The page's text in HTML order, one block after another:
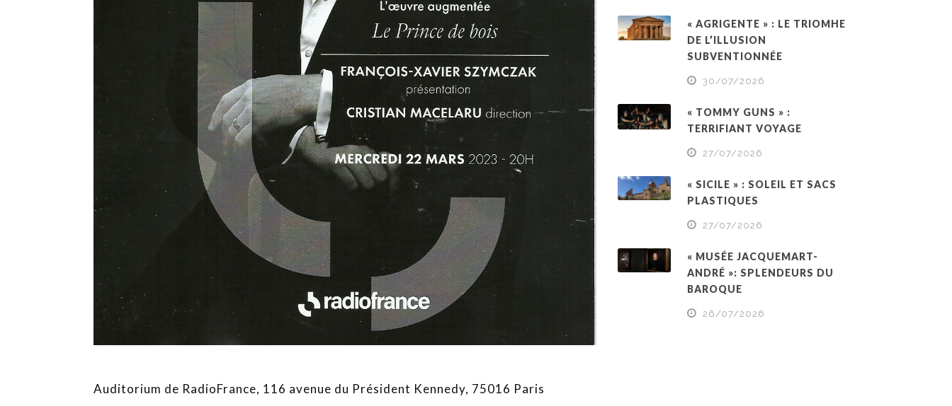
Auditorium de RadioFrance, 116 avenue du Président Kennedy, 75016 Paris
« AGRIGENTE » : LE TRIOMHE
DE L’ILLUSION
SUBVENTIONNÉE
30/07/2026
« TOMMY GUNS » :
TERRIFIANT VOYAGE
27/07/2026
« SICILE » : SOLEIL ET SACS
PLASTIQUES
27/07/2026
« MUSÉE JACQUEMART-
ANDRÉ »: SPLENDEURS DU
BAROQUE
26/07/2026